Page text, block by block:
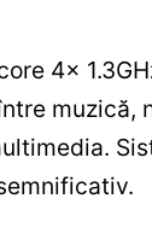
4x